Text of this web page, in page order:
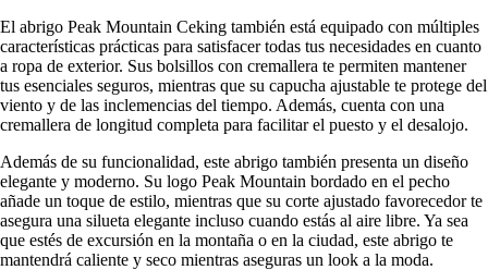
El abrigo Peak Mountain Ceking también está equipado con múltiples
características prácticas para satisfacer todas tus necesidades en cuanto
a ropa de exterior. Sus bolsillos con cremallera te permiten mantener
tus esenciales seguros, mientras que su capucha ajustable te protege del
viento y de las inclemencias del tiempo. Además, cuenta con una
cremallera de longitud completa para facilitar el puesto y el desalojo.
Además de su funcionalidad, este abrigo también presenta un diseño
elegante y moderno. Su logo Peak Mountain bordado en el pecho
añade un toque de estilo, mientras que su corte ajustado favorecedor te
asegura una silueta elegante incluso cuando estás al aire libre. Ya sea
que estés de excursión en la montaña o en la ciudad, este abrigo te
mantendrá caliente y seco mientras aseguras un look a la moda.